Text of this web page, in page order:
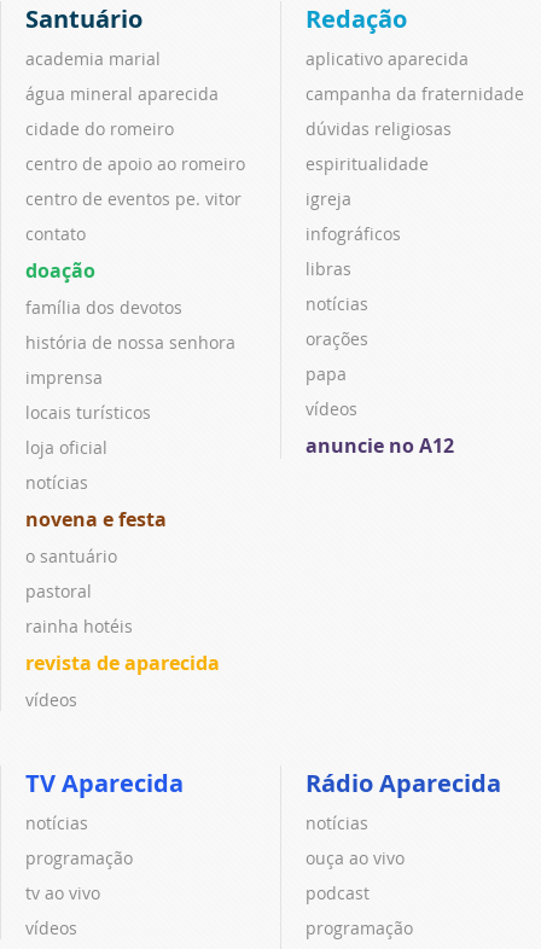
Santuário
academia marial
água mineral aparecida
cidade do romeiro
centro de apoio ao romeiro
centro de eventos pe. vitor
contato
doação
família dos devotos
história de nossa senhora
imprensa
locais turísticos
loja oficial
notícias
novena e festa
o santuário
pastoral
rainha hotéis
revista de aparecida
vídeos
Redação
aplicativo aparecida
campanha da fraternidade
dúvidas religiosas
espiritualidade
igreja
infográficos
libras
notícias
orações
papa
vídeos
anuncie no A12
TV Aparecida
notícias
programação
tv ao vivo
vídeos
Rádio Aparecida
notícias
ouça ao vivo
podcast
programação